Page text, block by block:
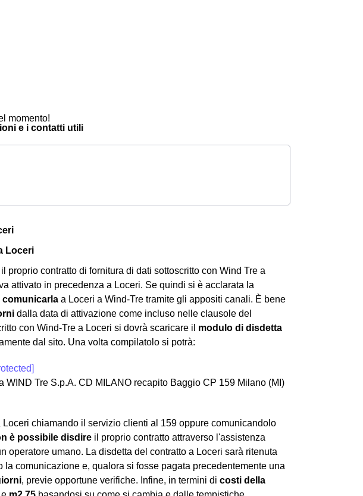
momento!
e i contatti utili
Loceri
il proprio contratto di fornitura di dati sottoscritto con Wind Tre a
attivato in precedenza a Loceri. Se quindi si è acclarata la
comunicarla a Loceri a Wind-Tre tramite gli appositi canali. È bene
dalla data di attivazione come incluso nelle clausole del
con Wind-Tre a Loceri si dovrà scaricare il modulo di disdetta
dal sito. Una volta compilatolo si potrà:
Tre S.p.A. CD MILANO recapito Baggio CP 159 Milano (MI)
chiamando il servizio clienti al 159 oppure comunicandolo
è possibile disdire il proprio contratto attraverso l'assistenza
operatore umano. La disdetta del contratto a Loceri sarà ritenuta
la comunicazione e, qualora si fosse pagata precedentemente una
, previe opportune verifiche. Infine, in termini di costi della